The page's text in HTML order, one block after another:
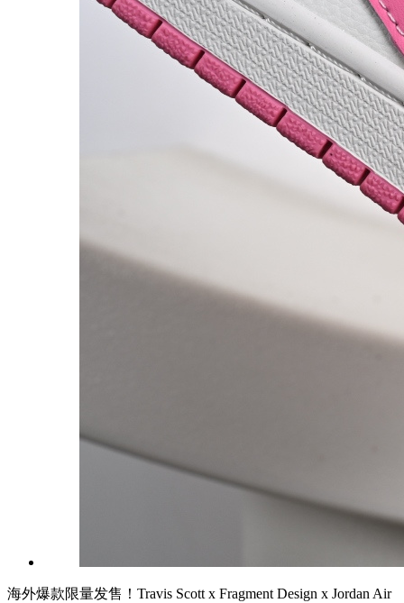
海外爆款限量发售！Travis Scott x Fragment Design x Jordan Air